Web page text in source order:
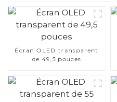
Écran OLED transparent
de 49,5 pouces